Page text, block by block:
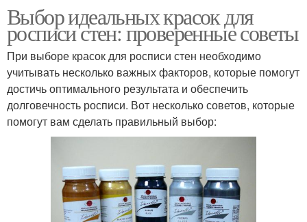
Выбор идеальных красок для
росписи стен: проверенные советы
При выборе красок для росписи стен необходимо
учитывать несколько важных факторов, которые помогут
достичь оптимального результата и обеспечить
долговечность росписи. Вот несколько советов, которые
помогут вам сделать правильный выбор: